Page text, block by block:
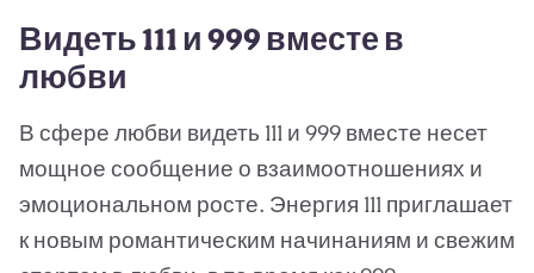
Видеть 111 и 999 вместе в
любви
В сфере любви видеть 111 и 999 вместе несет
мощное сообщение о взаимоотношениях и
эмоциональном росте. Энергия 111 приглашает
к новым романтическим начинаниям и свежим